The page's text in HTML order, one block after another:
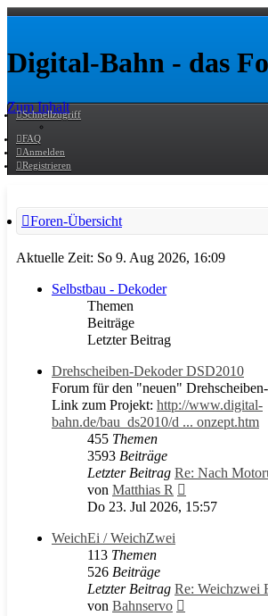
Digital-Bahn - das
Zum Inhalt
Schnellzugriff
FAQ
Anmelden
Registrieren
Foren-Übersicht
Aktuelle Zeit: So 9. Aug 2026, 16:09
Selbstbau - Dekoder
Themen
Beiträge
Letzter Beitrag
Drehscheiben-Dekoder DSD2010
Forum für den "neuen"
Link zum Projekt: http://www.digital-
bahn.de/bau_ds2010/d ... onzept.htm
455 Themen
3593 Beiträge
Letzter Beitrag Re: Nach
von Matthias R
Beitrag
Do 23. Jul 2026, 15:57
WeichEi / WeichZwei
113 Themen
526 Beiträge
Letzter Beitrag Re: Weichzwei
von Bahnservo